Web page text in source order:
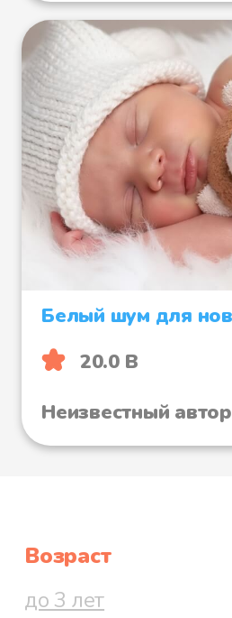
Белый шум для
20.0 B
Неизвестный автор
Возраст
до 3 лет